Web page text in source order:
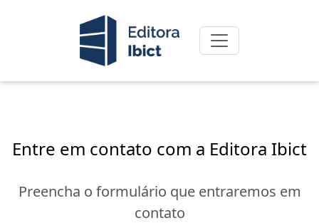
Entre em contato com a Editora Ibict
Preencha o formulário que entraremos em
contato